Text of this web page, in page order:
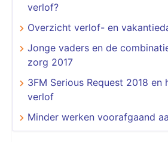
verlof?
Overzicht verlof- en
Jonge vaders en de
zorg 2017
3FM Serious Request 2018 en
verlof
Minder werken voorafgaand